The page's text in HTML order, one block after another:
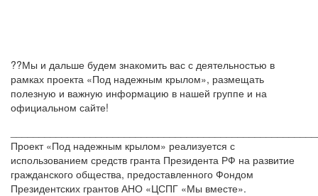
??Мы и дальше будем знакомить вас с деятельностью в
рамках проекта «Под надежным крылом», размещать
полезную и важную информацию в нашей группе и на
официальном сайте!
Проект «Под надежным крылом» реализуется с
использованием средств гранта Президента РФ на развитие
гражданского общества, предоставленного Фондом
Президентских грантов АНО «ЦСПГ «Мы вместе».